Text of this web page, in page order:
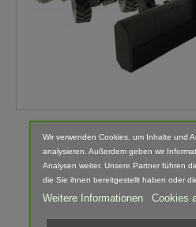
3067 1:32
16,95 € inkl. MwSt.
zzgl. Versandkosten
Lieferzeit: 4-5 Tage*
Wir verwenden Cookies, um Inhalte und
analysieren. Außerdem geben wir
Analysen weiter. Unsere Partner führen
die Sie ihnen bereitgestellt haben oder
Weitere Informationen Cookies